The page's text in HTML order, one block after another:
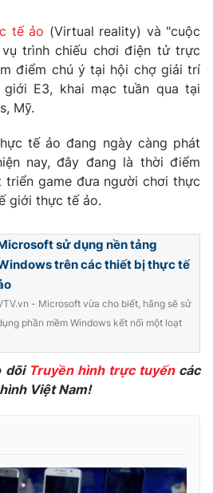
lai
Podcast
tế ảo (Virtual reality) và "cuộc
trình chiếu chơi điện tử trực
điểm chú ý tại hội chợ giải trí
E3, khai mạc tuần qua tại
Mỹ.
tế ảo đang ngày càng phát
nay, đây đang là thời điểm
triển game đưa người chơi thực
giới thực tế ảo.
sử dụng nền tảng
trên các thiết bị thực tế
- Microsoft vừa cho biết, hãng sẽ sử
phần mềm Windows kết nối một loạt
dõi Truyền hình trực tuyếncác
Việt Nam!